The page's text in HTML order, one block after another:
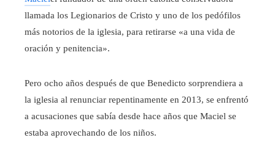
llamada los Legionarios de Cristo y uno de los pedófilos
más notorios de la iglesia, para retirarse «a una vida de
oración y penitencia».
Pero ocho años después de que Benedicto sorprendiera a
la iglesia al renunciar repentinamente en 2013, se enfrentó
a acusaciones que sabía desde hace años que Maciel se
estaba aprovechando de los niños.